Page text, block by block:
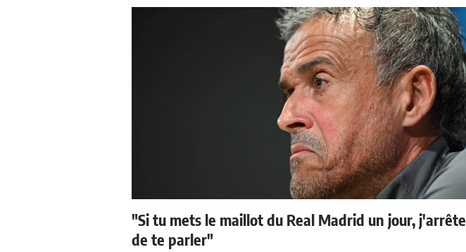
"Si tu mets le maillot du Real Madrid un jour, j'arrête
de te parler"